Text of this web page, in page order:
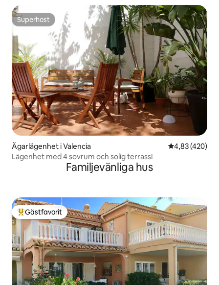
Superhost
Superhost
Ägarlägenhet i Valencia 4,83 av 5 i
4,83 (420)
Lägenhet med 4 sovrum och solig terrass!
Familjevänliga hus
Populär gästfavorit
Gästfavorit